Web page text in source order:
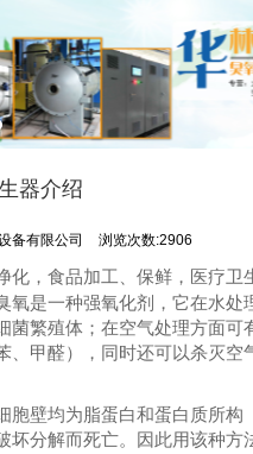
器介绍
备有限公司 浏览次数:2906
化，食品加工、保鲜，医疗卫
氧是一种强氧化剂，它在水处
菌繁殖体；在空气处理方面可
、甲醛），同时还可以杀灭空
胞壁均为脂蛋白和蛋白质所构
坏分解而死亡。因此用该种方